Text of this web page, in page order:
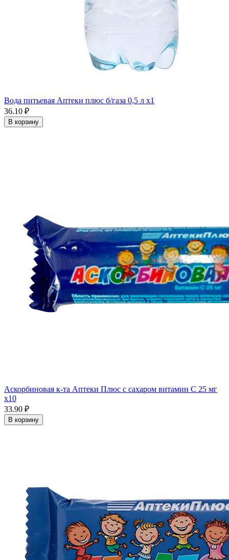
Вода питьевая Аптеки плюс б/газа 0,5 л x1
36.10 ₽
В корзину
Аскорбиновая к-та Аптеки Плюс с сахаром витамин С 25 мг
x10
33.90 ₽
В корзину